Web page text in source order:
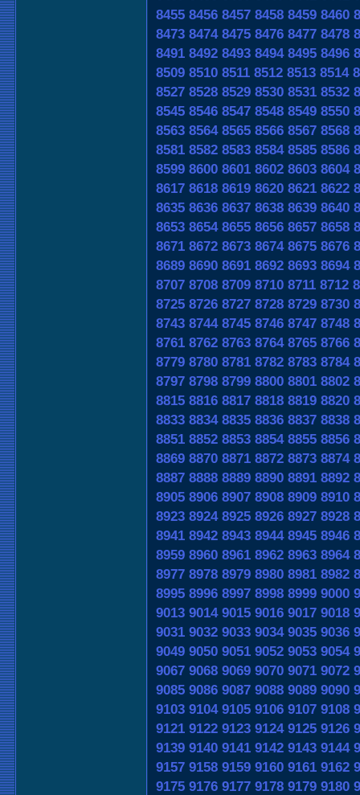
8455 8456 8457 8458 8459 8460
8473 8474 8475 8476 8477 8478
8491 8492 8493 8494 8495 8496
8509 8510 8511 8512 8513 8514
8527 8528 8529 8530 8531 8532
8545 8546 8547 8548 8549 8550
8563 8564 8565 8566 8567 8568
8581 8582 8583 8584 8585 8586
8599 8600 8601 8602 8603 8604
8617 8618 8619 8620 8621 8622
8635 8636 8637 8638 8639 8640
8653 8654 8655 8656 8657 8658
8671 8672 8673 8674 8675 8676
8689 8690 8691 8692 8693 8694
8707 8708 8709 8710 8711 8712
8725 8726 8727 8728 8729 8730
8743 8744 8745 8746 8747 8748
8761 8762 8763 8764 8765 8766
8779 8780 8781 8782 8783 8784
8797 8798 8799 8800 8801 8802
8815 8816 8817 8818 8819 8820
8833 8834 8835 8836 8837 8838
8851 8852 8853 8854 8855 8856
8869 8870 8871 8872 8873 8874
8887 8888 8889 8890 8891 8892
8905 8906 8907 8908 8909 8910
8923 8924 8925 8926 8927 8928
8941 8942 8943 8944 8945 8946
8959 8960 8961 8962 8963 8964
8977 8978 8979 8980 8981 8982
8995 8996 8997 8998 8999 9000
9013 9014 9015 9016 9017 9018
9031 9032 9033 9034 9035 9036
9049 9050 9051 9052 9053 9054
9067 9068 9069 9070 9071 9072
9085 9086 9087 9088 9089 9090
9103 9104 9105 9106 9107 9108
9121 9122 9123 9124 9125 9126
9139 9140 9141 9142 9143 9144
9157 9158 9159 9160 9161 9162
9175 9176 9177 9178 9179 9180